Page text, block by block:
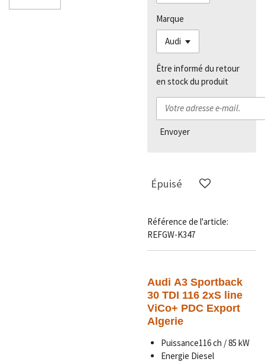
Marque
Être informé du retour
en stock du produit
Envoyer
Épuisé
Référence de l'article:
REFGW-K347
Audi A3 Sportback
30 TDI 116 2xS line
ViCo+ PDC Export
Algerie
Puissance116 ch / 85 kW
Energie Diesel